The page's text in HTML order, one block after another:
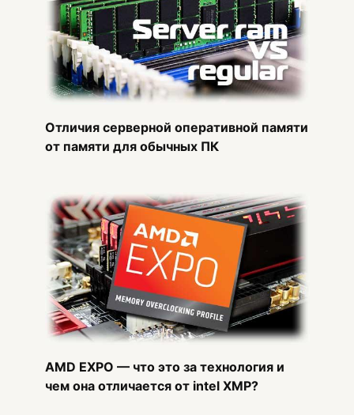
Отличия серверной оперативной памяти
от памяти для обычных ПК
AMD EXPO — что это за технология и
чем она отличается от intel XMP?